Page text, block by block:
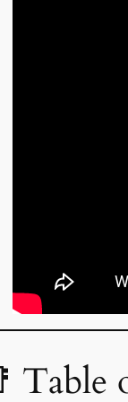
Table